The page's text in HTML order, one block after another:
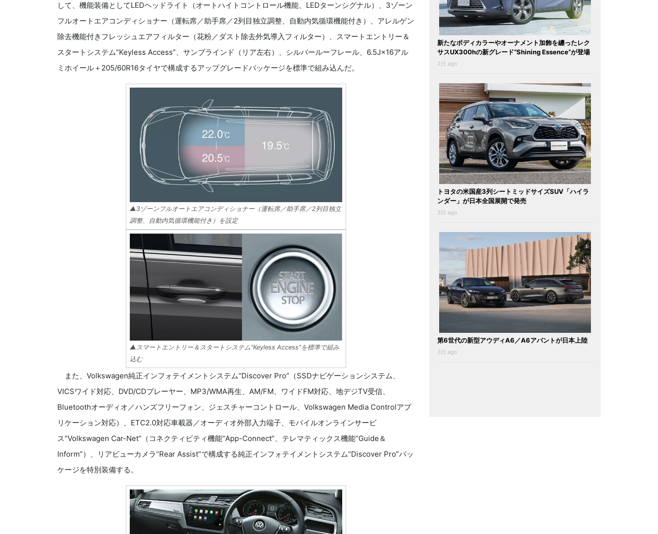
して、機能装備としてLEDヘッドライト（オートハイトコントロール機能、LEDターンシグナル）、3ゾーン
フルオートエアコンディショナー（運転席／助手席／2列目独立調整、自動内気循環機能付き）、アレルゲン
除去機能付きフレッシュエアフィルター（花粉／ダスト除去外気導入フィルター）、スマートエントリー＆
スタートシステム“Keyless Access”、サンブラインド（リア左右）、シルバールーフレール、6.5J×16アル
ミホイール＋205/60R16タイヤで構成するアップグレードパッケージを標準で組み込んだ。
▲3ゾーンフルオートエアコンディショナー（運転席／助手席／2列目独立
調整、自動内気循環機能付き）を設定
▲スマートエントリー＆スタートシステム“Keyless Access”を標準で組み
込む
また、Volkswagen純正インフォテイメントシステム“Discover Pro”（SSDナビゲーションシステム、
VICSワイド対応、DVD/CDプレーヤー、MP3/WMA再生、AM/FM、ワイドFM対応、地デジTV受信、
Bluetoothオーディオ／ハンズフリーフォン、ジェスチャーコントロール、Volkswagen Media Controlアプ
リケーション対応）、ETC2.0対応車載器／オーディオ外部入力端子、モバイルオンラインサービ
ス“Volkswagen Car-Net”（コネクティビティ機能“App-Connect”、テレマティックス機能“Guide＆
Inform”）、リアビューカメラ“Rear Assist”で構成する純正インフォテイメントシステム“Discover Pro”パッ
ケージを特別装備する。
新たなボディカラーやオーナメント加飾を纏ったレク
サスUX300hの新グレード“Shining Essence”が登場
2日 ago
トヨタの米国産3列シートミッドサイズSUV「ハイラ
ンダー」が日本全国展開で発売
3日 ago
第6世代の新型アウディA6／A6アバントが日本上陸
3日 ago